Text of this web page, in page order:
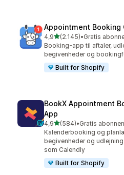
Appointment Booking
4,9ud af 5 stjerner
(2.145)
2145 anmeldelser i alt
•
Booking-app til aftaler,
begivenheder og
Built for Shopify
BookX Appointment
App
4,9ud af 5 stjerner
(584)
584 anmeldelser i alt
•
Kalenderbooking og
begivenheder og
som Calendly
Built for Shopify